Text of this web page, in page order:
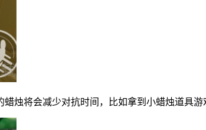
蜡烛将会减少对抗时间，比如拿到小蜡烛道具